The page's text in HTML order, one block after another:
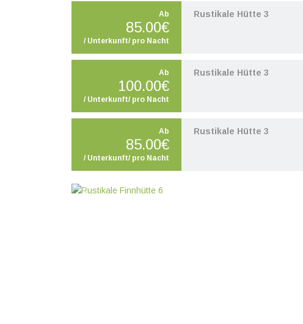
Ab
85.00€
/ Unterkunft/ pro Nacht
Rustikale Hütte 3
Ab
100.00€
/ Unterkunft/ pro Nacht
Rustikale Hütte 3
Ab
85.00€
/ Unterkunft/ pro Nacht
Rustikale Hütte 3
Zurück